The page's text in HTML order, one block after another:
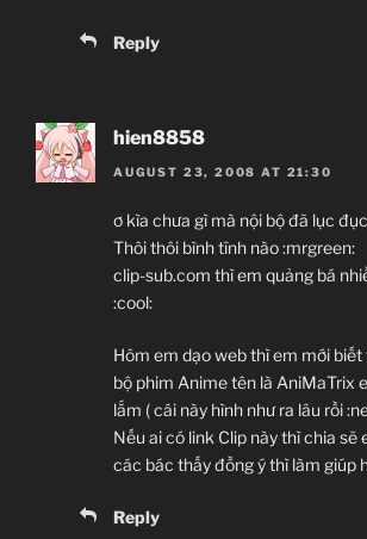
Reply
hien8858
AUGUST 23, 2008 AT 21:30
ơ kìa chưa gì mà nội bộ đã lục
Thôi thôi bình tĩnh nào :mrgreen:
clip-sub.com thì em quảng bá
:cool:
Hôm em dạo web thì em mới
bộ phim Anime tên là AniMaTrix
lắm ( cái này hình như ra lâu rồi
Nếu ai có link Clip này thì chia sẽ
các bác thấy đồng ý thì làm giúp
Reply